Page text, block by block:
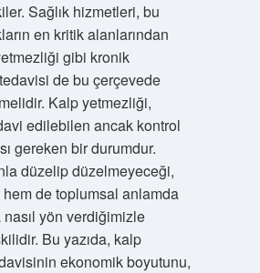
Sağlık hizmetleri, bu
en kritik alanlarından
gibi kronik
de bu çerçevede
Kalp yetmezliği,
edilebilen ancak kontrol
gereken bir durumdur.
düzelip düzelmeyeceği,
de toplumsal anlamda
nasıl yön verdiğimizle
Bu yazıda, kalp
ekonomik boyutunu,